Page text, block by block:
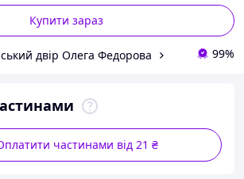
Купити зараз
двір Олега Федорова 99%
частинами від 21 ₴